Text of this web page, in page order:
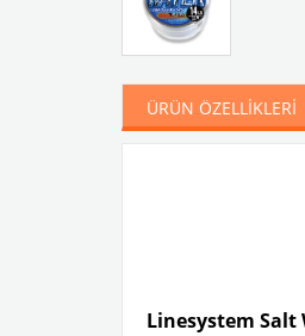
ÜRÜN ÖZELLIKLERI
Linesystem